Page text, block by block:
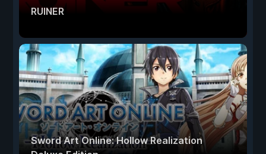
RUINER
Sword Art Online: Hollow Realization